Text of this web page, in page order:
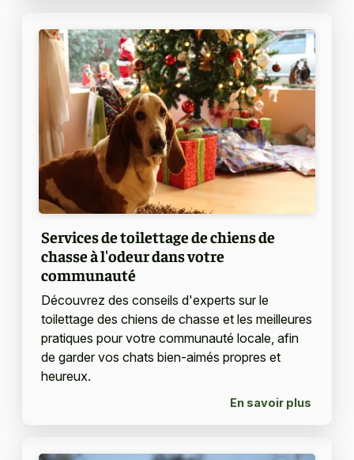
Services de toilettage de chiens de
chasse à l'odeur dans votre
communauté
Découvrez des conseils d'experts sur le
toilettage des chiens de chasse et les meilleures
pratiques pour votre communauté locale, afin
de garder vos chats bien-aimés propres et
heureux.
En savoir plus